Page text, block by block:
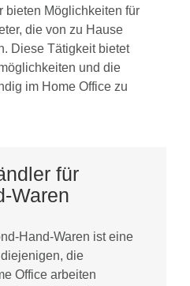
bieten Möglichkeiten für
die von zu Hause
Diese Tätigkeit bietet
und die
im Home Office zu
für
Waren
Hand-Waren ist eine
die
Office arbeiten